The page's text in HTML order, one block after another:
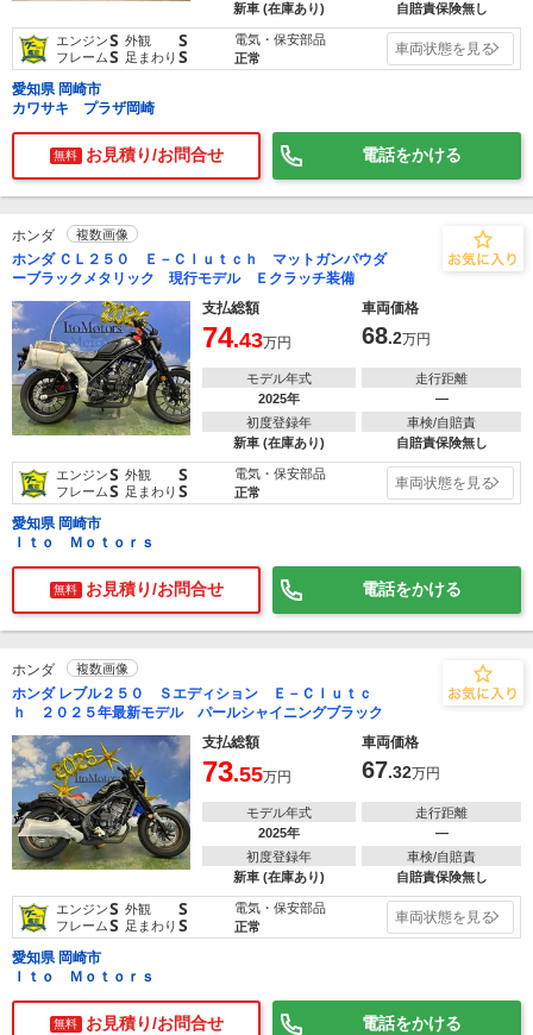
新車 (在庫あり)
自賠責保険無し
エンジンS 外観 S
フレームS 足まわり S
電気・保安部品
正常
車両状態を見る
愛知県 岡崎市
カワサキ プラザ岡崎
無料 お見積り/お問合せ 電話をかける
ホンダ 複数画像
ホンダ ＣＬ２５０ Ｅ－Ｃｌｕｔｃｈ マットガンパウダ
ーブラックメタリック 現行モデル Ｅクラッチ装備
支払総額
車両価格
74.43万円 68.2万円
モデル年式
2025年
走行距離
―
初度登録年
新車 (在庫あり)
車検/自賠責
自賠責保険無し
エンジンS 外観 S
フレームS 足まわり S
電気・保安部品
正常
車両状態を見る
愛知県 岡崎市
Ｉｔｏ Ｍｏｔｏｒｓ
無料 お見積り/お問合せ 電話をかける
ホンダ 複数画像
ホンダ レブル２５０ Ｓエディション Ｅ－Ｃｌｕｔｃ
ｈ ２０２５年最新モデル パールシャイニングブラック
支払総額
車両価格
73.55万円 67.32万円
モデル年式
2025年
走行距離
―
初度登録年
新車 (在庫あり)
車検/自賠責
自賠責保険無し
エンジンS 外観 S
フレームS 足まわり S
電気・保安部品
正常
車両状態を見る
愛知県 岡崎市
Ｉｔｏ Ｍｏｔｏｒｓ
無料 お見積り/お問合せ 電話をかける